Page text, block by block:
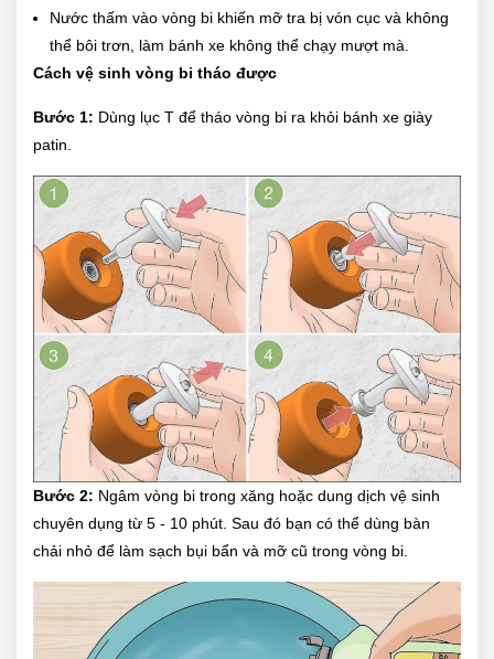
Nước thấm vào vòng bi khiến mỡ tra bị vón cục và không
thể bôi trơn, làm bánh xe không thể chạy mượt mà.
Cách vệ sinh vòng bi tháo được
Bước 1: Dùng lục T để tháo vòng bi ra khỏi bánh xe giày
patin.
Bước 2: Ngâm vòng bi trong xăng hoặc dung dịch vệ sinh
chuyên dụng từ 5 - 10 phút. Sau đó bạn có thể dùng bàn
chải nhỏ để làm sạch bụi bẩn và mỡ cũ trong vòng bi.